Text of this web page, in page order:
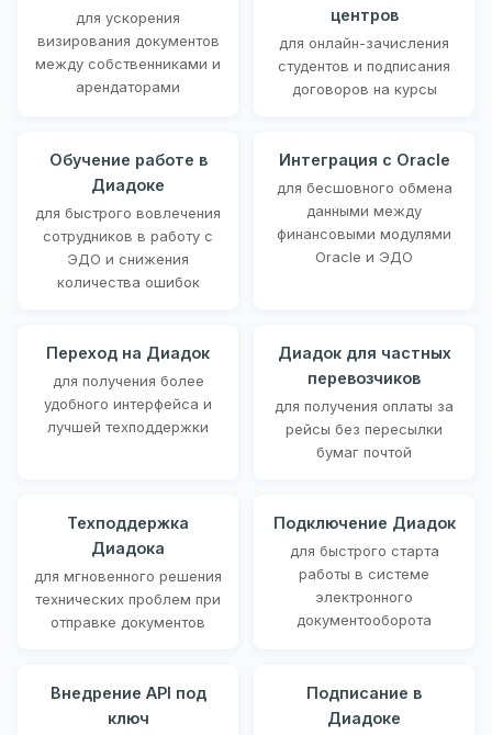
для ускорения
визирования документов
между собственниками и
арендаторами
центров
для онлайн-зачисления
студентов и подписания
договоров на курсы
Обучение работе в
Диадоке
для быстрого вовлечения
сотрудников в работу с
ЭДО и снижения
количества ошибок
Интеграция с Oracle
для бесшовного обмена
данными между
финансовыми модулями
Oracle и ЭДО
Переход на Диадок
для получения более
удобного интерфейса и
лучшей техподдержки
Диадок для частных
перевозчиков
для получения оплаты за
рейсы без пересылки
бумаг почтой
Техподдержка
Диадока
для мгновенного решения
технических проблем при
отправке документов
Подключение Диадок
для быстрого старта
работы в системе
электронного
документооборота
Внедрение API под
ключ
Подписание в
Диадоке